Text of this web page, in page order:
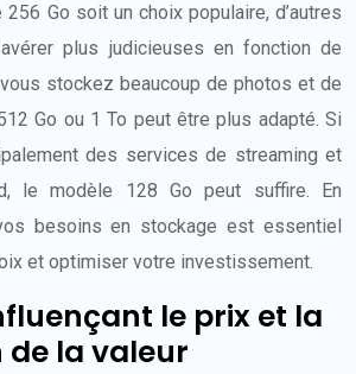
Go soit un choix populaire, d’autres
plus judicieuses en fonction de
stockez beaucoup de photos et de
Go ou 1 To peut être plus adapté. Si
des services de streaming et
le modèle 128 Go peut suffire. En
besoins en stockage est essentiel
et optimiser votre investissement.
le prix et la
la valeur